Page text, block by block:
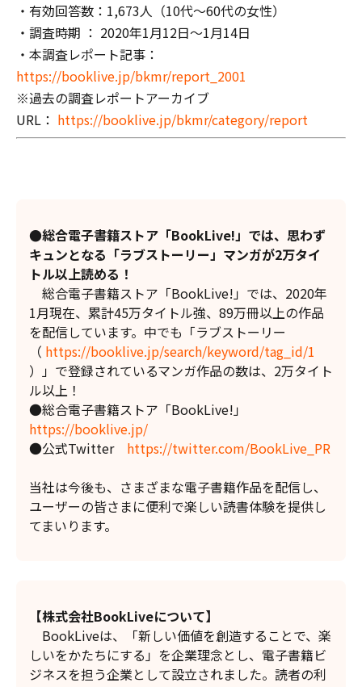
・有効回答数：1,673人（10代～60代の女性）
・調査時期 ： 2020年1月12日～1月14日
・本調査レポート記事：
https://booklive.jp/bkmr/report_2001
※過去の調査レポートアーカイブ
URL： https://booklive.jp/bkmr/category/report
●総合電子書籍ストア「BookLive!」では、思わず
キュンとなる「ラブストーリー」マンガが2万タイ
トル以上読める！
総合電子書籍ストア「BookLive!」では、2020年
1月現在、累計45万タイトル強、89万冊以上の作品
を配信しています。中でも「ラブストーリー
（ https://booklive.jp/search/keyword/tag_id/1
）」で登録されているマンガ作品の数は、2万タイト
ル以上！
●総合電子書籍ストア「BookLive!」
https://booklive.jp/
●公式Twitter https://twitter.com/BookLive_PR
当社は今後も、さまざまな電子書籍作品を配信し、
ユーザーの皆さまに便利で楽しい読書体験を提供し
てまいります。
【株式会社BookLiveについて】
BookLiveは、「新しい価値を創造することで、楽
しいをかたちにする」を企業理念とし、電子書籍ビ
ジネスを担う企業として設立されました。読者の利